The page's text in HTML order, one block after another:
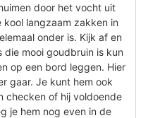
door het vocht uit
langzaam zakken in
onder is. Kijk af en
die mooi goudbruin is kun
op een bord leggen. Hier
gaar. Je kunt hem ook
checken of hij voldoende
je hem nog even in de